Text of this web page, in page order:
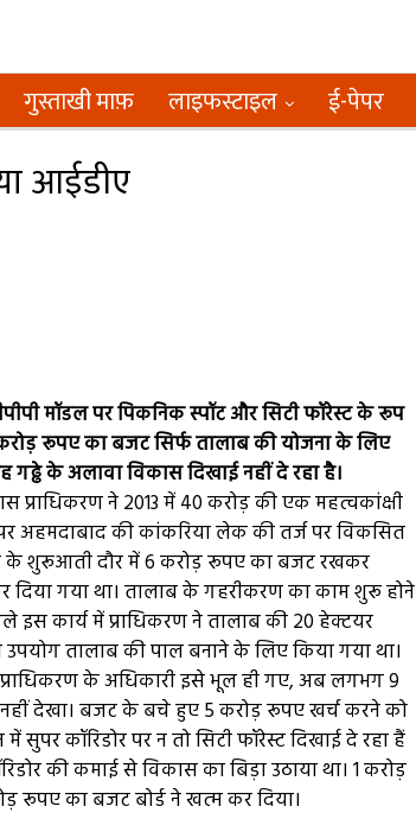
गुस्ताखी माफ़ लाइफस्टाइल ई-पेपर
आईडीए
मॉडल पर पिकनिक स्पॉट और सिटी फॉरेस्ट के रूप
रूपए का बजट सिर्फ तालाब की योजना के लिए
के अलावा विकास दिखाई नहीं दे रहा है।
प्राधिकरण ने 2013 में 40 करोड़ की एक महत्वकांक्षी
अहमदाबाद की कांकरिया लेक की तर्ज पर विकसित
के शुरूआती दौर में 6 करोड़ रूपए का बजट रखकर
दिया गया था। तालाब के गहरीकरण का काम शुरू होने
कार्य में प्राधिकरण ने तालाब की 20 हेक्टयर
उपयोग तालाब की पाल बनाने के लिए किया गया था।
के अधिकारी इसे भूल ही गए, अब लगभग 9
देखा। बजट के बचे हुए 5 करोड़ रूपए खर्च करने को
कॉरिडोर पर न तो सिटी फॉरेस्ट दिखाई दे रहा हैं
की कमाई से विकास का बिड़ा उठाया था। 1 करोड़
रूपए का बजट बोर्ड ने खत्म कर दिया।